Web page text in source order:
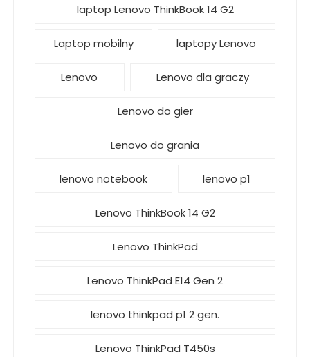
laptop Lenovo ThinkBook 14 G2
Laptop mobilny laptopy Lenovo
Lenovo Lenovo dla graczy
Lenovo do gier
Lenovo do grania
lenovo notebook lenovo p1
Lenovo ThinkBook 14 G2
Lenovo ThinkPad
Lenovo ThinkPad E14 Gen 2
lenovo thinkpad p1 2 gen.
Lenovo ThinkPad T450s